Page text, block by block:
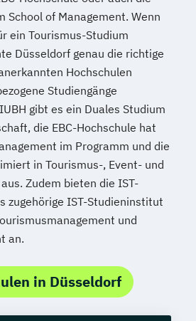
School of Management. Wenn
ein Tourismus-Studium
Düsseldorf genau die richtige
Hochschulen
Studiengänge
gibt es ein Duales Studium
die EBC-Hochschule hat
im Programm und die
in Tourismus-, Event- und
Zudem bieten die IST-
zugehörige IST-Studieninstitut
und
an.
in Düsseldorf